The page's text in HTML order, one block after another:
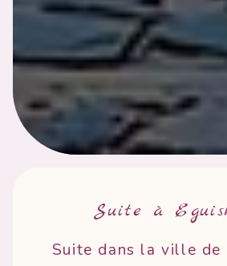
Suite à
Suite dans la ville de